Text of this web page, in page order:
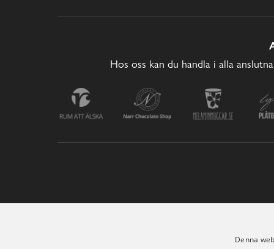
Hos oss kan du handla i alla
Denna